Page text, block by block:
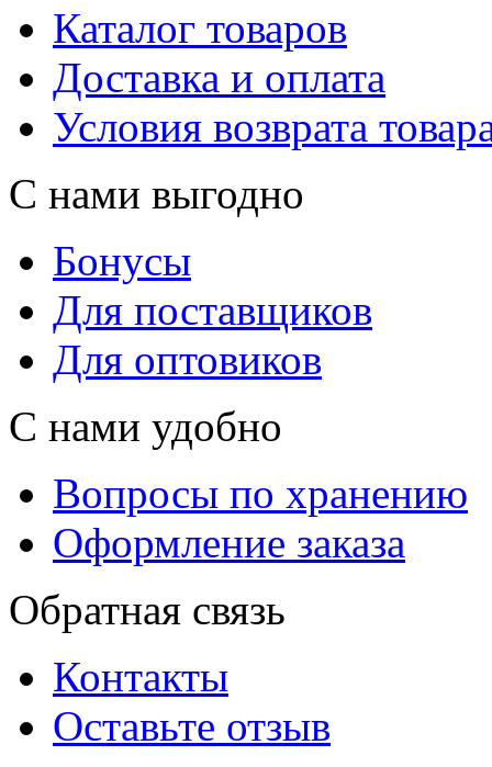
Каталог товаров
Доставка и оплата
Условия возврата
С нами выгодно
Бонусы
Для поставщиков
Для оптовиков
С нами удобно
Вопросы по хранению
Оформление заказа
Обратная связь
Контакты
Оставьте отзыв